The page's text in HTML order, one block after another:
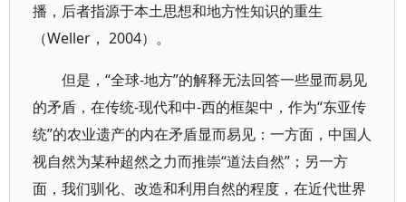
播，后者指源于本土思想和地方性知识的重生
（Weller， 2004）。
但是，“全球-地方”的解释无法回答一些显而易见
的矛盾，在传统-现代和中-西的框架中，作为“东亚传
统”的农业遗产的内在矛盾显而易见：一方面，中国人
视自然为某种超然之力而推崇“道法自然”；另一方
面，我们驯化、改造和利用自然的程度，在近代世界